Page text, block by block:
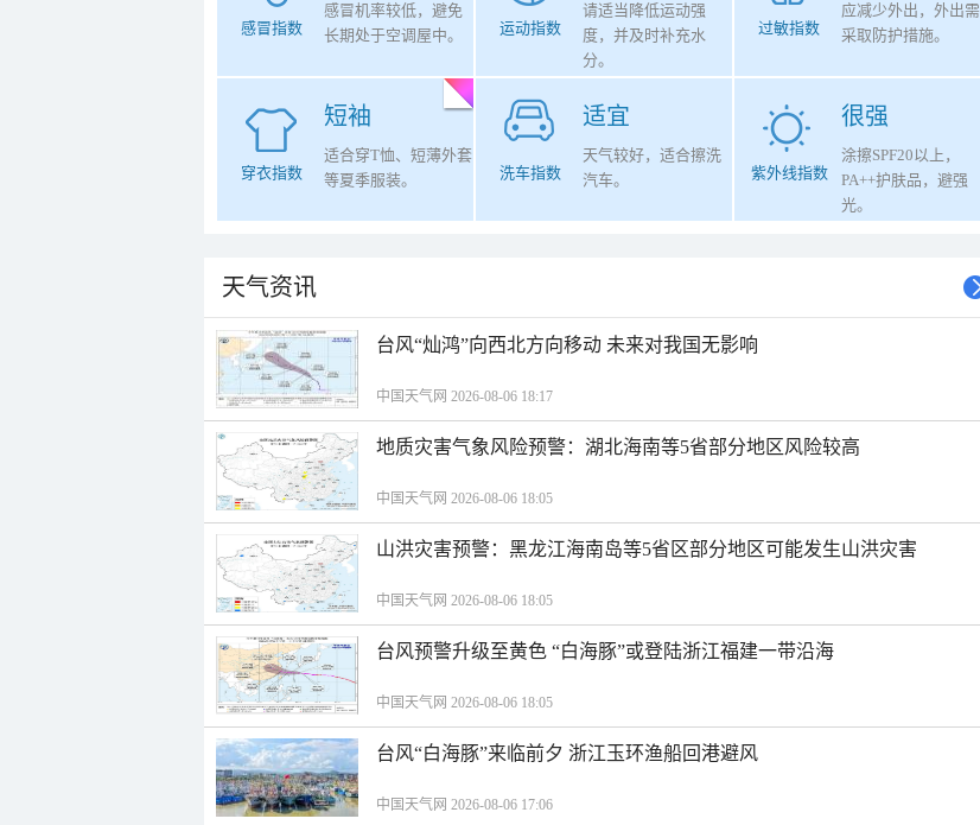
感冒指数
感冒机率较低，避免
长期处于空调屋中。
运动指数
请适当降低运动强
度，并及时补充水
分。
过敏指数
应减少外出，外出需
采取防护措施。
短袖
穿衣指数
适合穿T恤、短薄外套
等夏季服装。
适宜
洗车指数
天气较好，适合擦洗
汽车。
很强
紫外线指数
涂擦SPF20以上，
PA++护肤品，避强
光。
天气资讯
台风“灿鸿”向西北方向移动 未来对我国无影响
中国天气网 2026-08-06 18:17
地质灾害气象风险预警：湖北海南等5省部分地区风险较高
中国天气网 2026-08-06 18:05
山洪灾害预警：黑龙江海南岛等5省区部分地区可能发生山洪灾害
中国天气网 2026-08-06 18:05
台风预警升级至黄色 “白海豚”或登陆浙江福建一带沿海
中国天气网 2026-08-06 18:05
台风“白海豚”来临前夕 浙江玉环渔船回港避风
中国天气网 2026-08-06 17:06